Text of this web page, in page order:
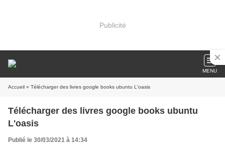
Publicité
MENU
Accueil » Télécharger des livres google books ubuntu L'oasis
Télécharger des livres google books ubuntu
L'oasis
Publié le 30/03/2021 à 14:34